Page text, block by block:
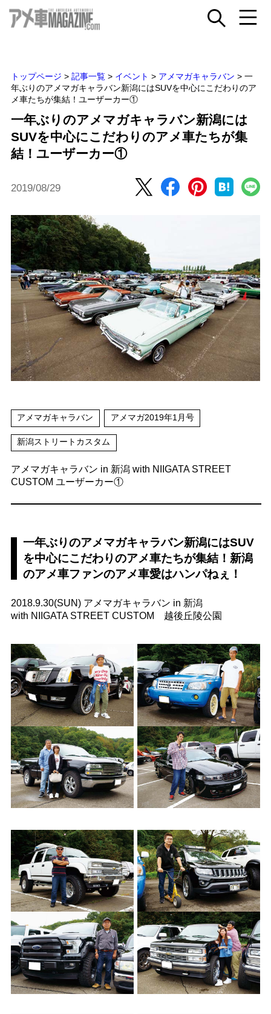
トップページ > 記事一覧 > イベント > アメマガキャラバン > 一
年ぶりのアメマガキャラバン新潟にはSUVを中心にこだわりのア
メ車たちが集結！ユーザーカー①
一年ぶりのアメマガキャラバン新潟には
SUVを中心にこだわりのアメ車たちが集
結！ユーザーカー①
2019/08/29
アメマガキャラバン アメマガ2019年1月号
新潟ストリートカスタム
アメマガキャラバン in 新潟 with NIIGATA STREET
CUSTOM ユーザーカー①
一年ぶりのアメマガキャラバン新潟にはSUV
を中心にこだわりのアメ車たちが集結！新潟
のアメ車ファンのアメ車愛はハンパねぇ！
2018.9.30(SUN) アメマガキャラバン in 新潟
with NIIGATA STREET CUSTOM 越後丘陵公園